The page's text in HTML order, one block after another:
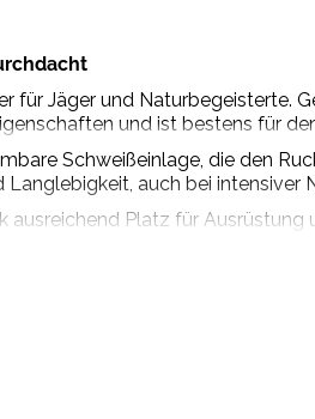
für Jäger und Naturbegeisterte.
und ist bestens für
Schweißeinlage, die den
auch bei intensiver
Platz für Ausrüstung
Die längenverstellbaren und